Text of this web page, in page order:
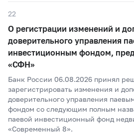
22
О регистрации изменений и
доверительного управления
инвестиционным фондом,
«СФН»
Банк России 06.08.2026 принял
зарегистрировать изменения и
доверительного управления
фондом со следующим полным
паевой инвестиционный фонд
«Современный 8».